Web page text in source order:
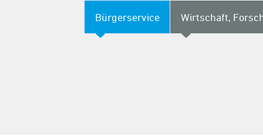
Bürgerservice Wirtschaft,